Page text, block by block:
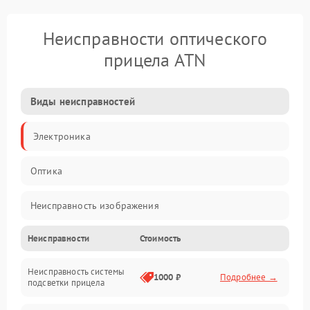
Неисправности оптического
прицела ATN
Виды неисправностей
Электроника
Оптика
Неисправность изображения
Механические повреждения
Неисправность фокусировки и оптики
Неисправности Стоимость
Неисправность системы
подсветки прицела
1000 ₽ Подробнее →